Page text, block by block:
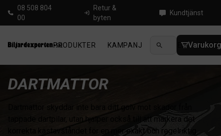
08 508 804
00
Retur &
byten
Kundtjänst
PRODUKTER KAMPANJ NYHETER
DARTMATTOR
Dartmattor skyddar inte bara ditt golv mot skador från
tappade dartpilar, utan hjälper också till att markera det
korrekta kastavståndet för en mer exakt och regelriktig